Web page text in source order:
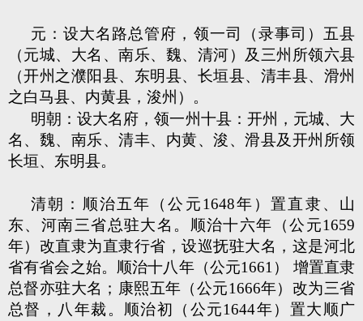
元：设大名路总管府，领一司（录事司）五县
（元城、大名、南乐、魏、清河）及三州所领六县
（开州之濮阳县、东明县、长垣县、清丰县、滑州
之白马县、内黄县，浚州）。
明朝：设大名府，领一州十县：开州，元城、大
名、魏、南乐、清丰、内黄、浚、滑县及开州所领
长垣、东明县。
清朝：顺治五年（公元1648年）置直隶、山
东、河南三省总驻大名。顺治十六年（公元1659
年）改直隶为直隶行省，设巡抚驻大名，这是河北
省有省会之始。顺治十八年（公元1661） 增置直隶
总督亦驻大名；康熙五年（公元1666年）改为三省
总督，八年裁。顺治初（公元1644年）置大顺广